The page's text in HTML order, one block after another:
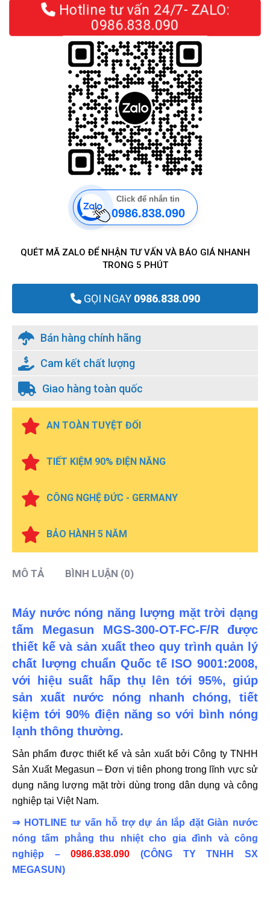
Hotline tư vấn 24/7- ZALO:
0986.838.090
Click để nhắn tin
0986.838.090
QUÉT MÃ ZALO ĐỂ NHẬN TƯ VẤN VÀ BÁO GIÁ NHANH
TRONG 5 PHÚT
GỌI NGAY0986.838.090
Bán hàng chính hãng
Cam kết chất lượng
Giao hàng toàn quốc
AN TOÀN TUYỆT ĐỐI
TIẾT KIỆM 90% ĐIỆN NĂNG
CÔNG NGHỆ ĐỨC - GERMANY
BẢO HÀNH 5 NĂM
MÔ TẢ BÌNH LUẬN (0)
Máy nước nóng năng lượng mặt trời dạng
tấm Megasun MGS-300-OT-FC-F/R được
thiết kế và sản xuất theo quy trình quản lý
chất lượng chuẩn Quốc tế ISO 9001:2008,
với hiệu suất hấp thụ lên tới 95%, giúp
sản xuất nước nóng nhanh chóng, tiết
kiệm tới 90% điện năng so với bình nóng
lạnh thông thường.
Sản phẩm được thiết kế và sản xuất bởi Công ty TNHH
Sản Xuất Megasun – Đơn vị tiên phong trong lĩnh vực sử
dụng năng lượng mặt trời dùng trong dân dụng và công
nghiệp tại Việt Nam.
⇒ HOTLINE tư vấn hỗ trợ dự án lắp đặt Giàn nước
nóng tấm phẳng thu nhiệt cho gia đình và công
nghiệp –0986.838.090 (CÔNG TY TNHH SX
MEGASUN)